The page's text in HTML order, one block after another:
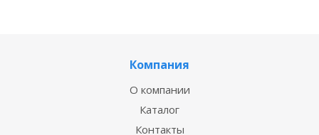
Компания
О компании
Каталог
Контакты